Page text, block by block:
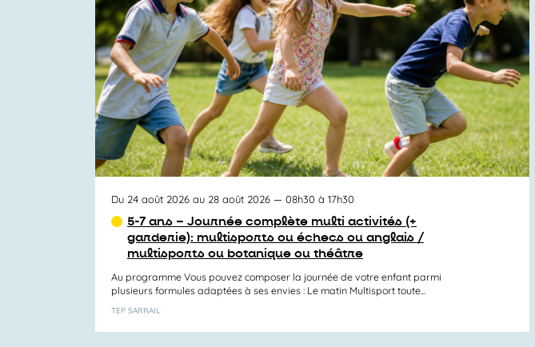
vues
Activités
Du 24 août 2026 au 28 août 2026 — 08h30 à 17h30
5-7 ans – Journée complète multi activités (+
garderie): multisports ou échecs ou anglais /
multisports ou botanique ou théâtre
Au programme Vous pouvez composer la journée de votre enfant parmi
plusieurs formules adaptées à ses envies : Le matin Multisport toute...
TEP SARRAIL